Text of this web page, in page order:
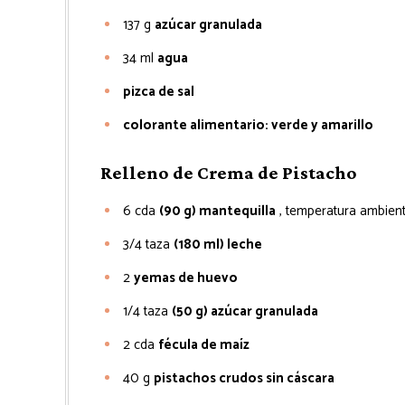
137g azúcar granulada
34ml agua
pizca de sal
colorante alimentario: verde y amarillo
Relleno de Crema de Pistacho
6 cda (90 g) mantequilla , temperatura
3/4taza (180 ml) leche
2yemas de huevo
1/4taza (50 g) azúcar granulada
2cda fécula de maíz
40 g pistachos crudos sin cáscara